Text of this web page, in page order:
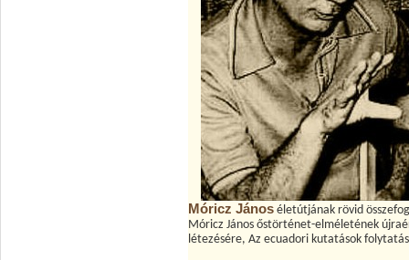
Móricz János életútjának rövid
Móricz János őstörténet-elméletének
létezésére, Az ecuadori kutatások